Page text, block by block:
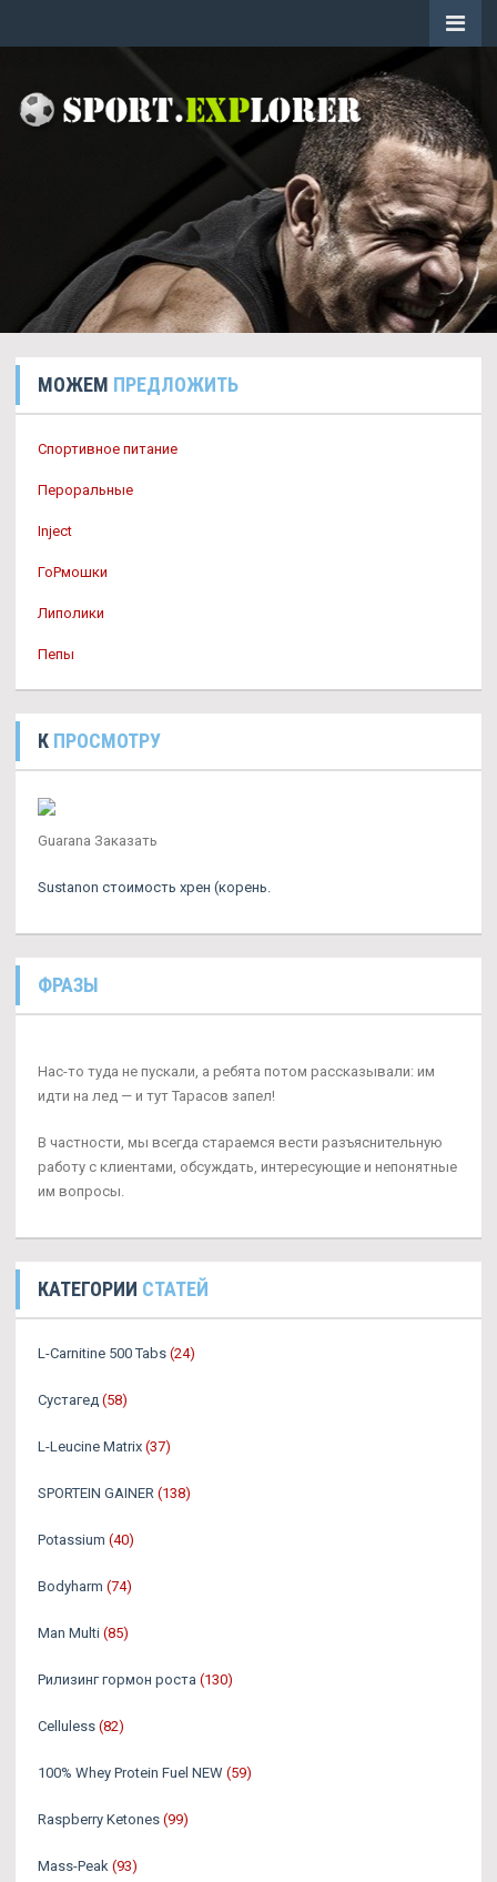
МОЖЕМ ПРЕДЛОЖИТЬ
Спортивное питание
Пероральные
Inject
ГоРмошки
Липолики
Пепы
К ПРОСМОТРУ
Guarana Заказать
Sustanon стоимость хрен (корень.
ФРАЗЫ
Нас-то туда не пускали, а ребята потом рассказывали: им
идти на лед — и тут Тарасов запел!
В частности, мы всегда стараемся вести разъяснительную
работу с клиентами, обсуждать, интересующие и непонятные
им вопросы.
КАТЕГОРИИ СТАТЕЙ
L-Carnitine 500 Tabs (24)
Сустагед (58)
L-Leucine Matrix (37)
SPORTEIN GAINER (138)
Potassium (40)
Bodyharm (74)
Man Multi (85)
Рилизинг гормон роста (130)
Celluless (82)
100% Whey Protein Fuel NEW (59)
Raspberry Ketones (99)
Mass-Peak (93)